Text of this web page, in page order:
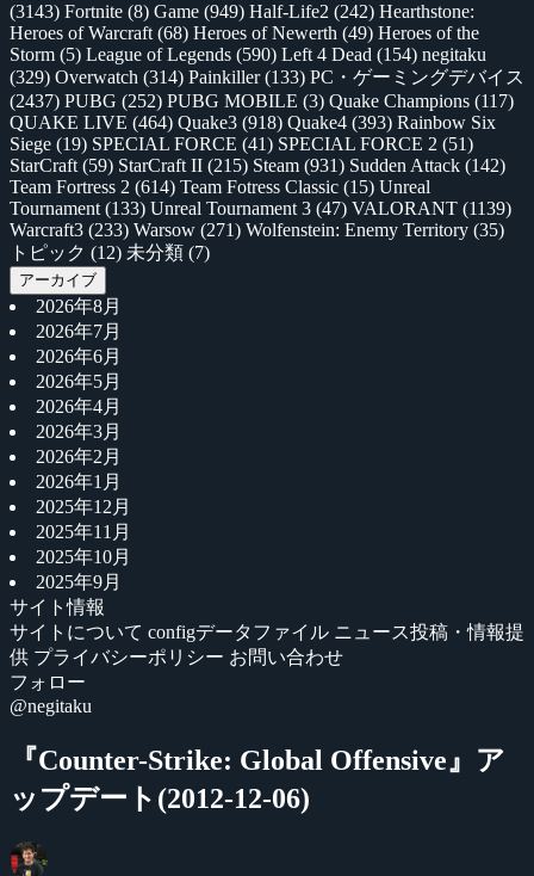
(3143) Fortnite (8) Game (949) Half-Life2 (242) Hearthstone:
Heroes of Warcraft (68) Heroes of Newerth (49) Heroes of the
Storm (5) League of Legends (590) Left 4 Dead (154) negitaku
(329) Overwatch (314) Painkiller(133) PC・ゲーミングデバイス
(2437) PUBG (252) PUBG MOBILE (3) Quake Champions (117)
QUAKE LIVE (464) Quake3 (918) Quake4 (393) Rainbow Six
Siege (19) SPECIAL FORCE (41) SPECIAL FORCE 2 (51)
StarCraft (59) StarCraft II (215) Steam (931) Sudden Attack (142)
Team Fortress 2 (614) Team Fotress Classic (15) Unreal
Tournament (133) Unreal Tournament 3 (47) VALORANT (1139)
Warcraft3 (233) Warsow (271) Wolfenstein: Enemy Territory (35)
トピック (12) 未分類 (7)
アーカイブ
2026年8月
2026年7月
2026年6月
2026年5月
2026年4月
2026年3月
2026年2月
2026年1月
2025年12月
2025年11月
2025年10月
2025年9月
サイト情報
サイトについて configデータファイル ニュース投稿・情報提
供 プライバシーポリシー お問い合わせ
フォロー
@negitaku
『Counter-Strike: Global Offensive』ア
ップデート(2012-12-06)